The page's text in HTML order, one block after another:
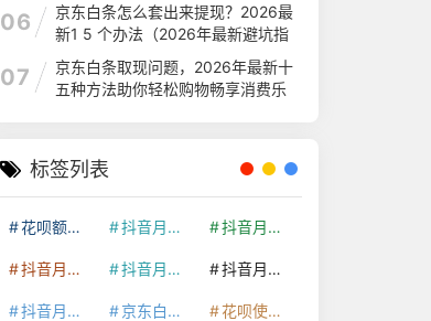
06
京东白条怎么套出来提现？2026最
新1 5 个办法（2026年最新避坑指
南）
07
京东白条取现问题，2026年最新十
五种方法助你轻松购物畅享消费乐
标签列表
花呗额度提升 抖音月付套现24小时接单 抖音月付套现怎么套
抖音月付套现多少手续费 抖音月付套现商家有哪些 抖音月付套现30秒技巧
抖音月付套现最新方法 京东白条额度提升 花呗使用技巧